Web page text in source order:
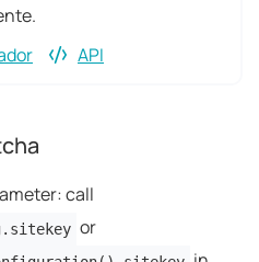
API
call
or